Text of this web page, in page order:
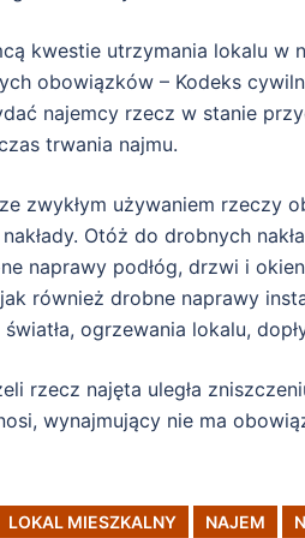
kwestie utrzymania lokalu w
obowiązków – Kodeks
najemcy rzecz w stanie
trwania najmu.
zwykłym używaniem rzeczy
Otóż do drobnych
naprawy podłóg, drzwi i
również drobne naprawy
ogrzewania lokalu,
rzecz najęta uległa
wynajmujący nie ma
LOKAL MIESZKALNY NAJEM